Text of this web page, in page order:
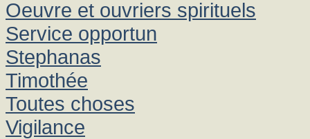
Oeuvre et ouvriers spirituels
Service opportun
Stephanas
Timothée
Toutes choses
Vigilance